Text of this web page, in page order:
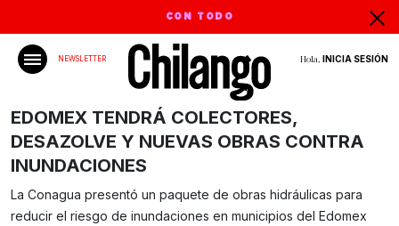
CON TODO
NEWSLETTER Hola, INICIA SESIÓN
Gracias!
EDOMEX TENDRÁ COLECTORES,
DESAZOLVE Y NUEVAS OBRAS CONTRA
INUNDACIONES
La Conagua presentó un paquete de obras hidráulicas para
reducir el riesgo de inundaciones en municipios del Edomex